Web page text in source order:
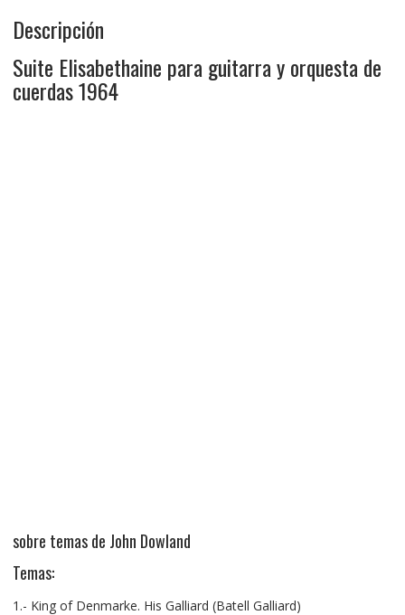
Descripción
Suite Elisabethaine para guitarra y orquesta de
cuerdas 1964
sobre temas de John Dowland
Temas:
1.- King of Denmarke. His Galliard (Batell Galliard)